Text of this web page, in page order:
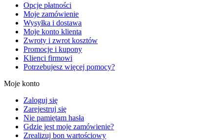
Opcje płatności
Moje zamówienie
Wysyłka i dostawa
Moje konto klienta
Zwroty i zwrot kosztów
Promocje i kupony
Klienci firmowi
Potrzebujesz więcej pomocy?
Moje konto
Zaloguj się
Zarejestruj się
Nie pamiętam hasła
Gdzie jest moje zamówienie?
Zrealizuj bon wartościowy